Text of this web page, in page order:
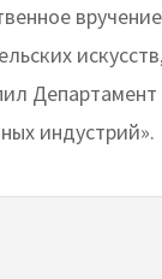
индустрий».